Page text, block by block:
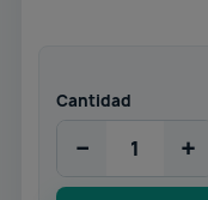
Cantidad
− +